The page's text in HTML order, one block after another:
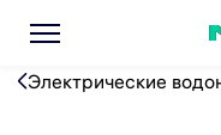
Электрические